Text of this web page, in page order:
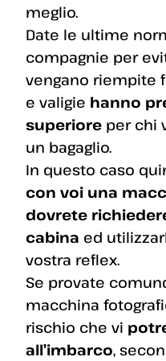
meglio.
Date le ultime
compagnie per
vengano riempite
e valigie hanno
superiore per chi
un bagaglio.
In questo caso
con voi una
dovrete
cabina ed
vostra reflex.
Se provate
macchina
rischio che vi
all’imbarco,